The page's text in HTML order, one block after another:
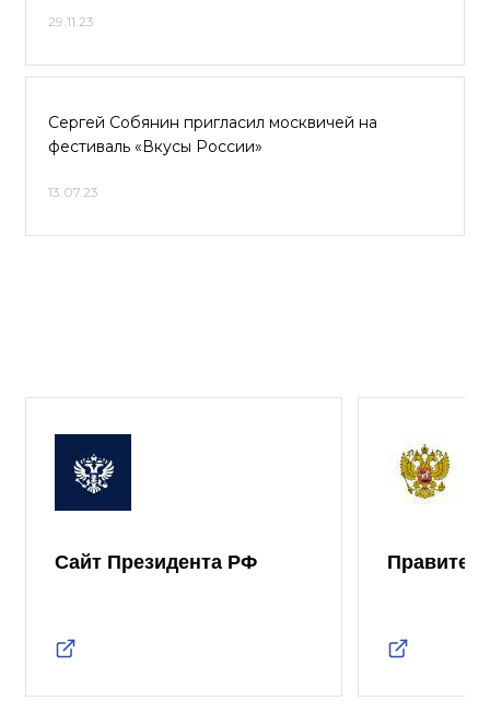
29.11.23
Сергей Собянин пригласил москвичей на
фестиваль «Вкусы России»
13.07.23
Сайт Президента РФ